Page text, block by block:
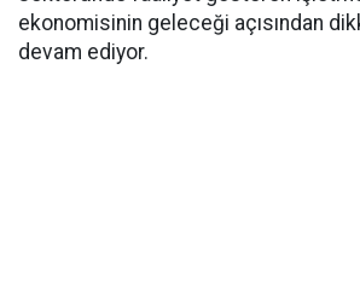
ekonomisinin geleceği açısından
devam ediyor.